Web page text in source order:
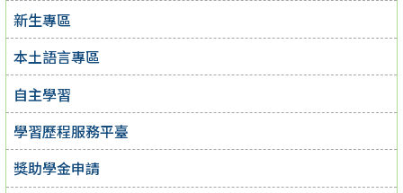
新生專區
本土語言專區
自主學習
學習歷程服務平臺
獎助學金申請